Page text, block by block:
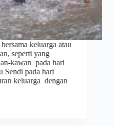
keluarga atau
seperti yang
kawan pada hari
Sendi pada hari
keluarga dengan